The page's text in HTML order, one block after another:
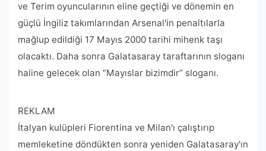
ve Terim oyuncularının eline geçtiği ve dönemin en
güçlü İngiliz takımlarından Arsenal'in penaltılarla
mağlup edildiği 17 Mayıs 2000 tarihi mihenk taşı
olacaktı. Daha sonra Galatasaray taraftarının sloganı
haline gelecek olan “Mayıslar bizimdir” sloganı.
REKLAM
İtalyan kulüpleri Fiorentina ve Milan'ı çalıştırıp
memleketine döndükten sonra yeniden Galatasaray'ın